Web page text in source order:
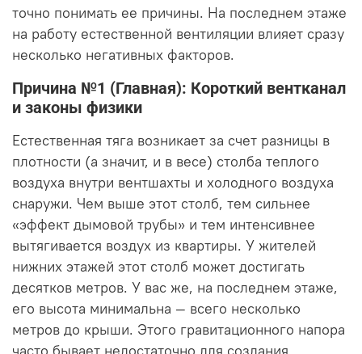
точно понимать ее причины. На последнем этаже
на работу естественной вентиляции влияет сразу
несколько негативных факторов.
Причина №1 (Главная): Короткий вентканал
и законы физики
Естественная тяга возникает за счет разницы в
плотности (а значит, и в весе) столба теплого
воздуха внутри вентшахты и холодного воздуха
снаружи. Чем выше этот столб, тем сильнее
«эффект дымовой трубы» и тем интенсивнее
вытягивается воздух из квартиры. У жителей
нижних этажей этот столб может достигать
десятков метров. У вас же, на последнем этаже,
его высота минимальна — всего несколько
метров до крыши. Этого гравитационного напора